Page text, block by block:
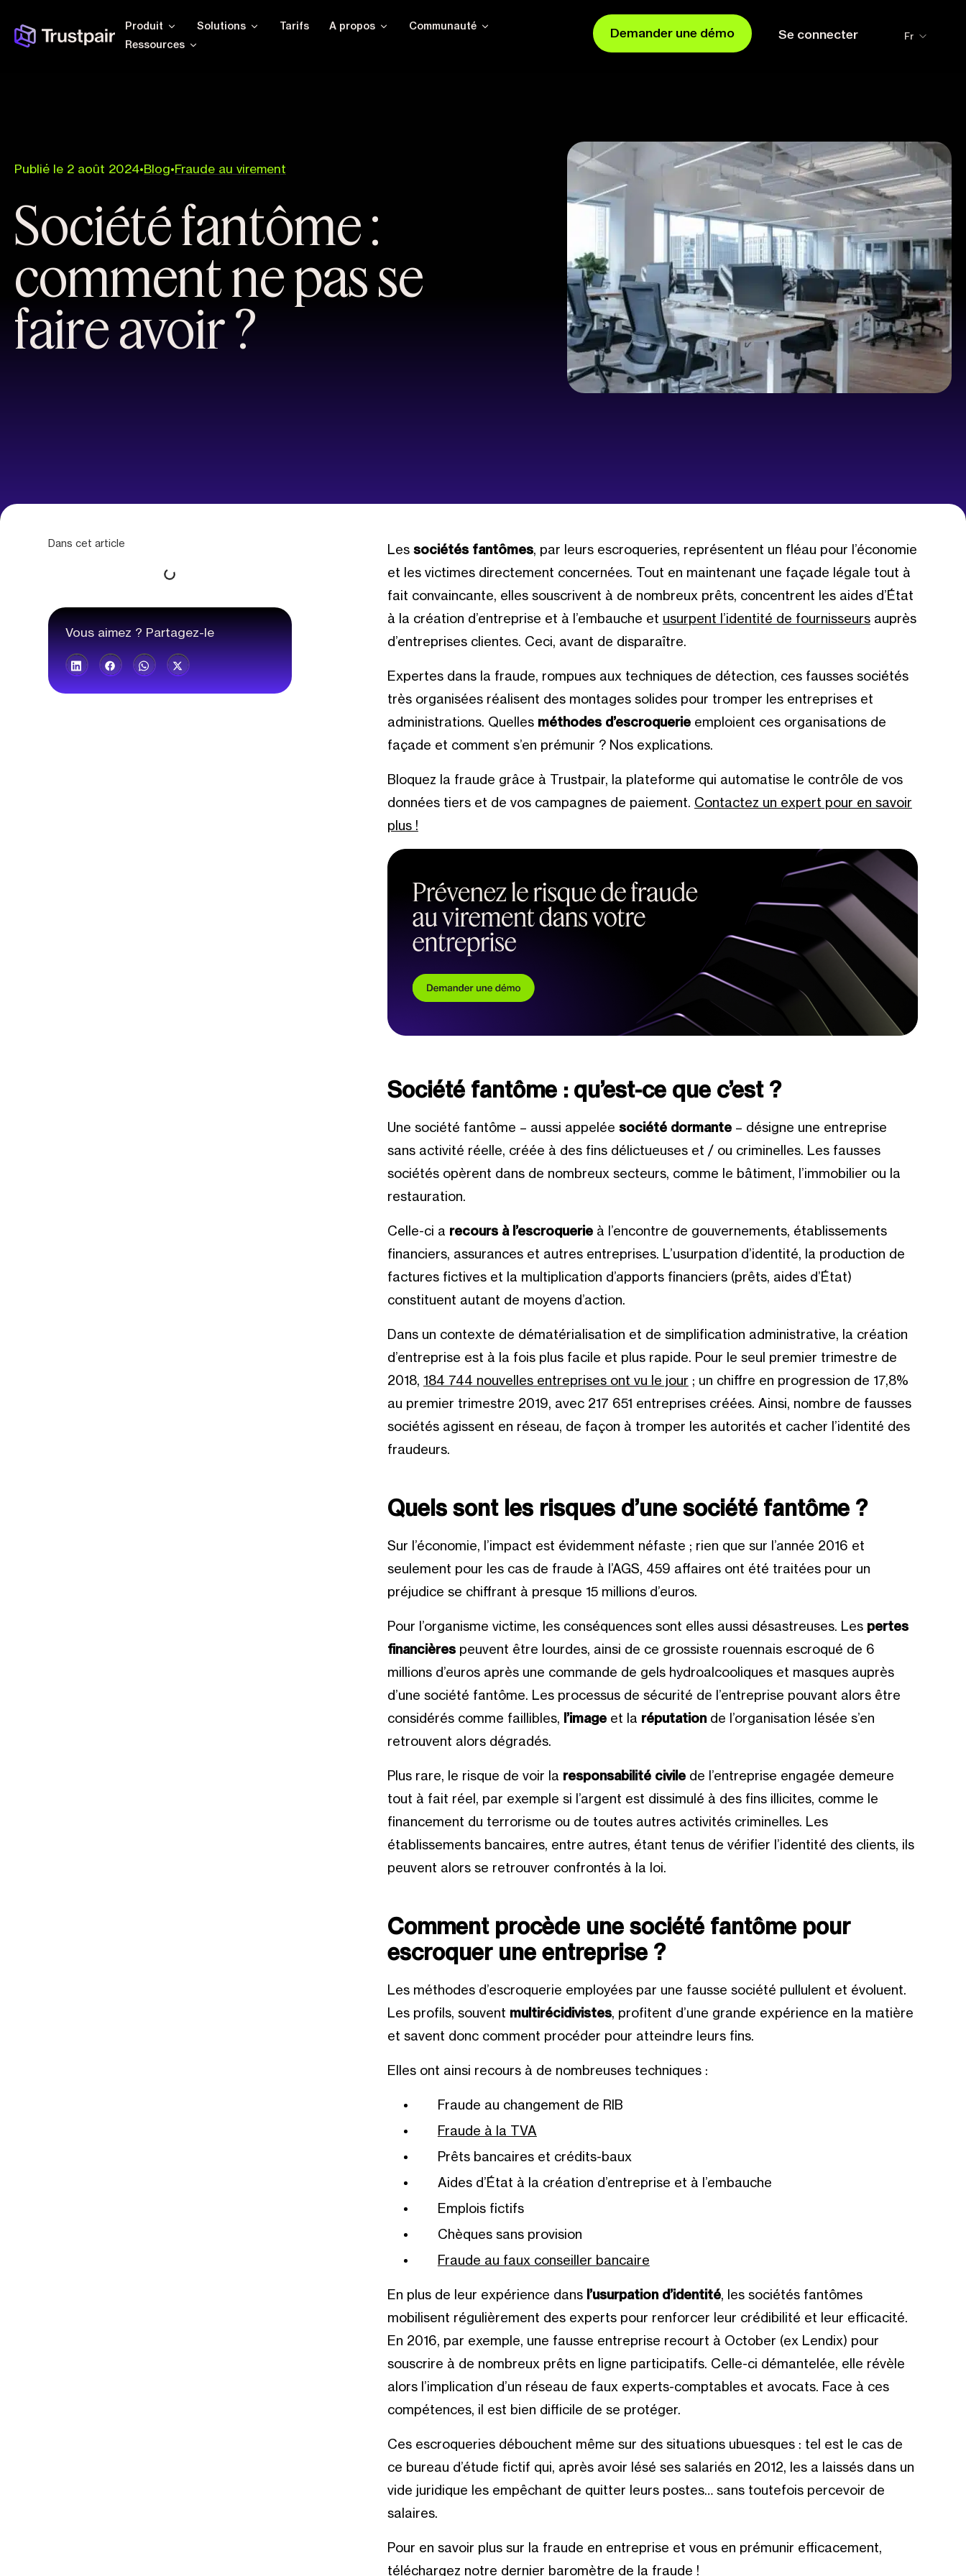
Produit Solutions Tarifs A propos
Communauté
Ressources
Demander une démo Se connecter Fr
Publié le 2 août 2024•Blog•Fraude au virement
Société fantôme :
comment ne pas se
faire avoir ?
Dans cet article
Vous aimez ? Partagez-le
Les sociétés fantômes, par leurs escroqueries, représentent un fléau pour l’économie
et les victimes directement concernées. Tout en maintenant une façade légale tout à
fait convaincante, elles souscrivent à de nombreux prêts, concentrent les aides d’État
à la création d’entreprise et à l’embauche et usurpent l’identité de fournisseursauprès
d’entreprises clientes. Ceci, avant de disparaître.
Expertes dans la fraude, rompues aux techniques de détection, ces fausses sociétés
très organisées réalisent des montages solides pour tromper les entreprises et
administrations. Quellesméthodes d’escroquerieemploient ces organisations de
façade et comment s’en prémunir ? Nos explications.
Bloquez la fraude grâce à Trustpair, la plateforme qui automatise le contrôle de vos
données tiers et de vos campagnes de paiement. Contactez un expert pour en savoir
plus !
Société fantôme : qu’est-ce que c’est ?
Une société fantôme – aussi appelée société dormante– désigne une entreprise
sans activité réelle, créée à des fins délictueuses et / ou criminelles. Les fausses
sociétés opèrent dans de nombreux secteurs, comme le bâtiment, l’immobilier ou la
restauration.
Celle-ci a recours à l’escroquerieà l’encontre de gouvernements, établissements
financiers, assurances et autres entreprises. L’usurpation d’identité, la production de
factures fictives et la multiplication d’apports financiers (prêts, aides d’État)
constituent autant de moyens d’action.
Dans un contexte de dématérialisation et de simplification administrative, la création
d’entreprise est à la fois plus facile et plus rapide. Pour le seul premier trimestre de
2018, 184 744 nouvelles entreprises ont vu le jour ; un chiffre en progression de 17,8%
au premier trimestre 2019, avec 217 651 entreprises créées. Ainsi, nombre de fausses
sociétés agissent en réseau, de façon à tromper les autorités et cacher l’identité des
fraudeurs.
Quels sont les risques d’une société fantôme ?
Sur l’économie, l’impact est évidemment néfaste ; rien que sur l’année 2016 et
seulement pour les cas de fraude à l’AGS, 459 affaires ont été traitées pour un
préjudice se chiffrant à presque 15 millions d’euros.
Pour l’organisme victime, les conséquences sont elles aussi désastreuses. Les pertes
financièrespeuvent être lourdes, ainsi de ce grossiste rouennaisescroqué de 6
millions d’euros après une commande de gels hydroalcooliques et masques auprès
d’une société fantôme. Les processus de sécurité de l’entreprise pouvant alors être
considérés comme faillibles,
l’imageet la réputationde l’organisation lésée s’en
retrouvent alors dégradés.
Plus rare, le risque de voir la responsabilité civilede l’entreprise engagée demeure
tout à fait réel, par exemple si l’argent est dissimulé à des fins illicites, comme le
financement du terrorisme ou de toutes autres activités criminelles. Les
établissements bancaires, entre autres, étant tenus de vérifier l’identité des clients, ils
peuvent alors se retrouver confrontés à la loi.
Comment procède une société fantôme pour
escroquer une entreprise ?
Les méthodes d’escroquerie employées par une fausse société pullulent et évoluent.
Les profils, souvent multirécidivistes, profitent d’une grande expérience en la matière
et savent donc comment procéder pour atteindre leurs fins.
Elles ont ainsi recours à de nombreuses techniques :
Fraude au changement de RIB
Fraude à la TVA
Prêts bancaires et crédits-baux
Aides d’État à la création d’entreprise et à l’embauche
Emplois fictifs
Chèques sans provision
Fraude au faux conseiller bancaire
En plus de leur expérience dans l’usurpation d’identité, les sociétés fantômes
mobilisent régulièrement des experts pour renforcer leur crédibilité et leur efficacité.
En 2016, par exemple, une fausse entreprise recourt à October (ex Lendix) pour
souscrire à de nombreux prêts en ligne participatifs. Celle-ci démantelée, elle révèle
alors l’implication d’un réseau de faux experts-comptables et avocats. Face à ces
compétences, il est bien difficile de se protéger.
Ces escroqueries débouchent même sur des situations ubuesques : tel est le cas de
ce bureau d’étude fictif qui, après avoir lésé ses salariés en 2012, les a laissés dans un
vide juridique les empêchant de quitter leurs postes… sans toutefois percevoir de
salaires.
Pour en savoir plus sur la fraude en entreprise et vous en prémunir efficacement,
téléchargez notre dernier baromètre de la fraude !